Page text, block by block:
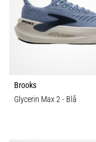
även
känt
som
iliotibialbandssyndrom
ett
mycket
Brooks
Glycerin Max 2- Blå